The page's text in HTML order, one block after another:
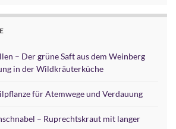
– Der grüne Saft aus dem Weinberg
in der Wildkräuterküche
für Atemwege und Verdauung
– Ruprechtskraut mit langer